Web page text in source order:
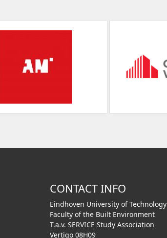
CONTACT INFO
Eindhoven University of Technology
Faculty of the Built Environment
T.a.v. SERVICE Study Association
Vertigo 08H09